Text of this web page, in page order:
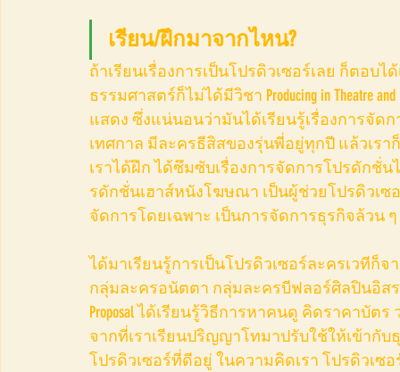
เรียน/ฝึกมาจากไหน?
ถ้าเรียนเรื่องการเป็นโปรดิวเซอร์เลย ก็ตอบ
ธรรมศาสตร์ก็ไม่ได้มีวิชา Producing in Theatre
แสดง ซึ่งแน่นอนว่ามันได้เรียนรู้เรื่องการจั
เทศกาล มีละครธีสิสของรุ่นพี่อยู่ทุกปี แล้วเร
เราได้ฝึก ได้ซึมซับเรื่องการจัดการโปรดักชั่
รดักชั่นเฮาส์หนังโฆษณา เป็นผู้ช่วยโปรดิวเ
จัดการโดยเฉพาะ เป็นการจัดการธุรกิจล้วน
ได้มาเรียนรู้การเป็นโปรดิวเซอร์ละครเวทีก็
กลุ่มละครอนัตตา กลุ่มละครบีฟลอร์ศิลปินอิส
Proposal ได้เรียนรู้วิธีการหาคนดู คิดราคาบัต
จากที่เราเรียนปริญญาโทมาปรับใช้ให้เข้ากับ
โปรดิวเซอร์ที่ดีอยู่ ในความคิดเรา โปรดิวเ